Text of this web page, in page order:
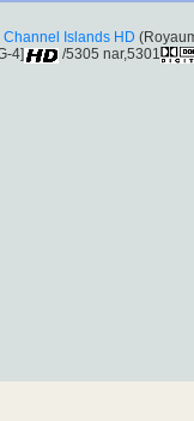
Channel Islands HD
4]
/5305 nar,5301